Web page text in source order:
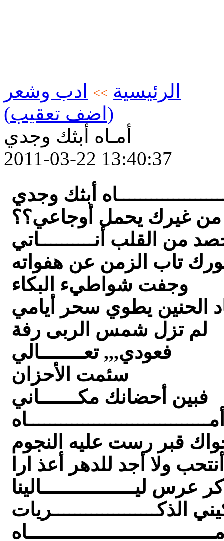
الرئيسية >>
ادب وشعر
(اضف تعقيب)
أمـاه أبثك وجدي
2011-03-22 13:40:37
أبثك وجدي
من القلب أنــــــــــاتي
تاب الزمن عن هفواته
وجفت شواطيء البكاء
الحنين يطوي سحر أيامي
لم تزل شمس الربى رفة
فعودي,,, تعــــــــالي
سئمت الأحزان
فبين أحضانك مكـــــــاني
قبر رست عليه النجوم
عرس ليـــــــــــــــــالينا
الذكـــــــــــــــــــريات